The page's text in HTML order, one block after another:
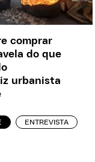
comprar
do que
urbanista
ENTREVISTA